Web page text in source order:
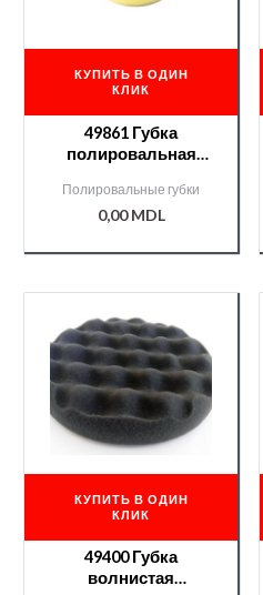
КУПИТЬ В ОДИН
КЛИК
49861 Губка
полировальная
липучке very hard
белая 150*25/
Полировальные губки
0,00MDL
КУПИТЬ В ОДИН
КЛИК
49400 Губка
волнистая